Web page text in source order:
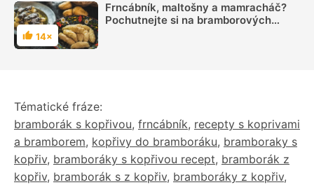
Hodnocení
14×
Frncábník, maltošny a mamracháč?
Pochutnejte si na bramborových
Tématické fráze:
bramborák s kopřivou, frncábník, recepty s koprivami
a bramborem, kopřivy do bramboráku, bramboraky s
kopřiv, bramboráky s kopřivou recept, bramborák z
kopřiv, bramborák s z kopřiv, bramboráky z kopřiv,